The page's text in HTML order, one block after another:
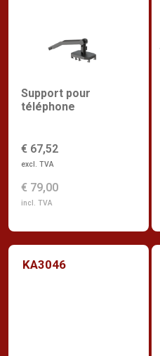
Support pour
téléphone
€ 67,52
excl. TVA
€ 79,00
incl. TVA
KA3046